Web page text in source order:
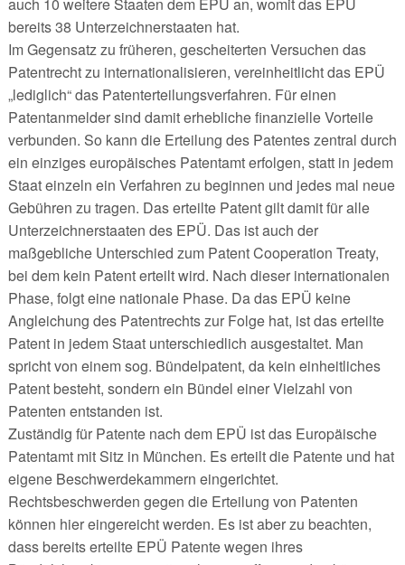
bereits 38 Unterzeichnerstaaten hat.
Im Gegensatz zu früheren, gescheiterten Versuchen das
Patentrecht zu internationalisieren, vereinheitlicht das EPÜ
„lediglich“ das Patenterteilungsverfahren. Für einen
Patentanmelder sind damit erhebliche finanzielle Vorteile
verbunden. So kann die Erteilung des Patentes zentral durch
ein einziges europäisches Patentamt erfolgen, statt in jedem
Staat einzeln ein Verfahren zu beginnen und jedes mal neue
Gebühren zu tragen. Das erteilte Patent gilt damit für alle
Unterzeichnerstaaten des EPÜ. Das ist auch der
maßgebliche Unterschied zum Patent Cooperation Treaty,
bei dem kein Patent erteilt wird. Nach dieser internationalen
Phase, folgt eine nationale Phase. Da das EPÜ keine
Angleichung des Patentrechts zur Folge hat, ist das erteilte
Patent in jedem Staat unterschiedlich ausgestaltet. Man
spricht von einem sog. Bündelpatent, da kein einheitliches
Patent besteht, sondern ein Bündel einer Vielzahl von
Patenten entstanden ist.
Zuständig für Patente nach dem EPÜ ist das Europäische
Patentamt mit Sitz in München. Es erteilt die Patente und hat
eigene Beschwerdekammern eingerichtet.
Rechtsbeschwerden gegen die Erteilung von Patenten
können hier eingereicht werden. Es ist aber zu beachten,
dass bereits erteilte EPÜ Patente wegen ihres